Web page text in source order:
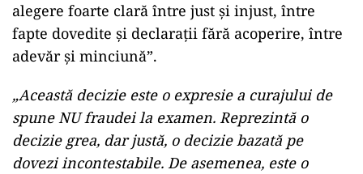
alegere foarte clară între just şi injust, între
fapte dovedite şi declaraţii fără acoperire, între
adevăr şi minciună”.
„Această decizie este o expresie a curajului de
spune NU fraudei la examen. Reprezintă o
decizie grea, dar justă, o decizie bazată pe
dovezi incontestabile. De asemenea, este o